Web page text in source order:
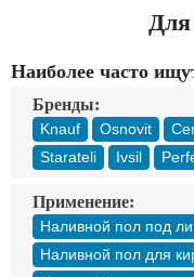
Контакты
Войти в
Для
Наиболее часто
Бренды:
Knauf Osnovit
Starateli
Ivsil
Применение:
Наливной пол под
Наливной пол для